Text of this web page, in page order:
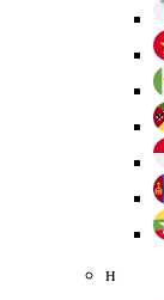
н